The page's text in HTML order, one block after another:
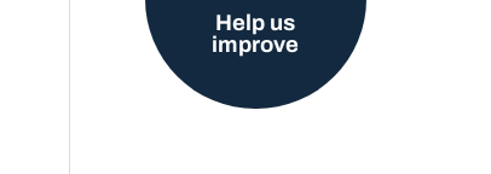
Help us
improve